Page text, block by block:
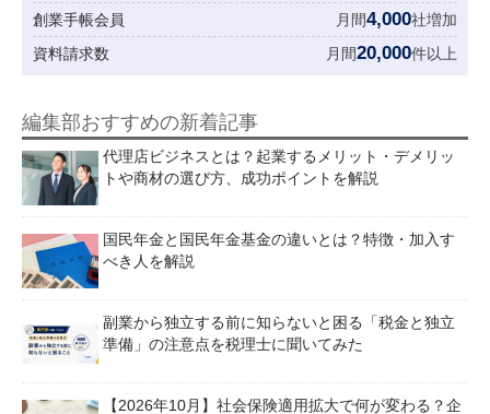
創業手帳会員
月間4,000社増加
資料請求数
月間20,000件以上
編集部おすすめの新着記事
代理店ビジネスとは？起業するメリット・デメリッ
トや商材の選び方、成功ポイントを解説
国民年金と国民年金基金の違いとは？特徴・加入す
べき人を解説
副業から独立する前に知らないと困る「税金と独立
準備」の注意点を税理士に聞いてみた
【2026年10月】社会保険適用拡大で何が変わる？企